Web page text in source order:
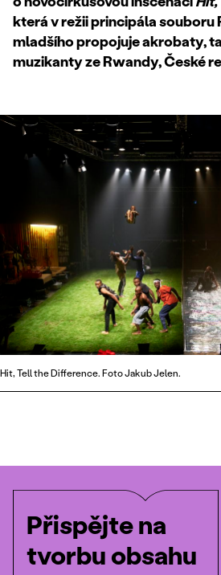
která v režii principála souboru
mladšího propojuje akrobaty,
muzikanty ze Rwandy, České
Hit, Tell the Difference. Foto Jakub Jelen.
Přispějte na
tvorbu obsahu